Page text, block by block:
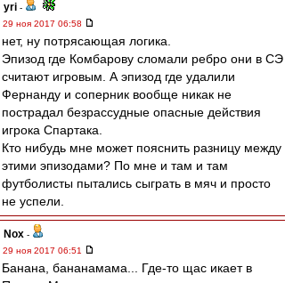
yri -
29 ноя 2017 06:58
нет, ну потрясающая логика.
Эпизод где Комбарову сломали ребро они в СЭ
считают игровым. А эпизод где удалили
Фернанду и соперник вообще никак не
пострадал безрассудные опасные действия
игрока Спартака.
Кто нибудь мне может пояснить разницу между
этими эпизодами? По мне и там и там
футболисты пытались сыграть в мяч и просто
не успели.
Nox -
29 ноя 2017 06:51
Банана, бананамама... Где-то щас икает в